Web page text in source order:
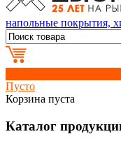
напольные покрытия,
Пусто
Корзина пуста
Каталог